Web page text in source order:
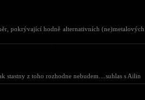
pokrývající hodně alternativních (ne)metalových
stastny z toho rozhodne nebudem....suhlas s Ailin